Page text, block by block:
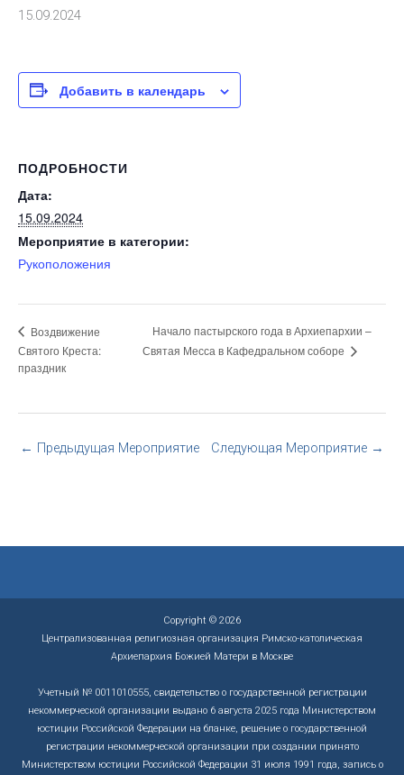
15.09.2024
Добавить в календарь
ПОДРОБНОСТИ
Дата:
15.09.2024
Мероприятие в категории:
Рукоположения
Воздвижение
Святого Креста:
праздник
Начало пастырского года в Архиепархии –
Святая Месса в Кафедральном соборе
← Предыдущая Мероприятие Следующая Мероприятие →
Copyright © 2026
Централизованная религиозная организация Римско-католическая
Архиепархия Божией Матери в Москве
Учетный № 0011010555, свидетельство о государственной регистрации
некоммерческой организации выдано 6 августа 2025 года Министерством
юстиции Российской Федерации на бланке, решение о государственной
регистрации некоммерческой организации при создании принято
Министерством юстиции Российской Федерации 31 июля 1991 года, запись о